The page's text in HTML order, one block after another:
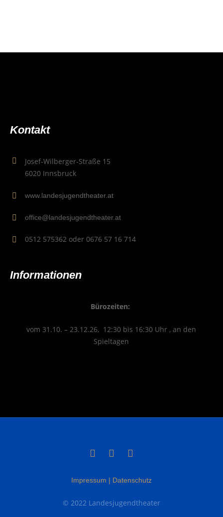
Kon­takt
Josef-Wilberger-Straße 15
6020 Innsbruck
www.landesjugendtheater.at
office@landesjugendtheater.at
0512 575362 oder 0676 57 16 714
Infor­ma­tio­nen
Büro­zei­ten:
vom 31.10. – 23.12.26, 12:30 bis 16:30 Uhr , an den
Spieltagen
Impressum | Datenschutz
© 2022 Landesjugendtheater